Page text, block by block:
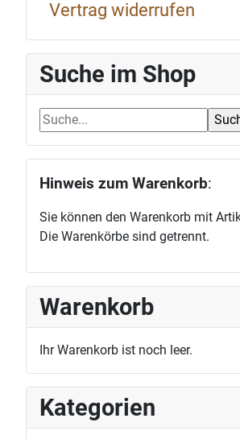
Vertrag widerrufen
Suche im Shop
Hinweis zum Warenkorb:
Sie können den Warenkorb mit
Die Warenkörbe sind getrennt.
Warenkorb
Ihr Warenkorb ist noch leer.
Kategorien